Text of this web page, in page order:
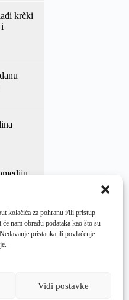
kolačića za pohranu i/ili pristup
nam obradu podataka kao što su
pristanka ili povlačenje
Vidi postavke
krčki